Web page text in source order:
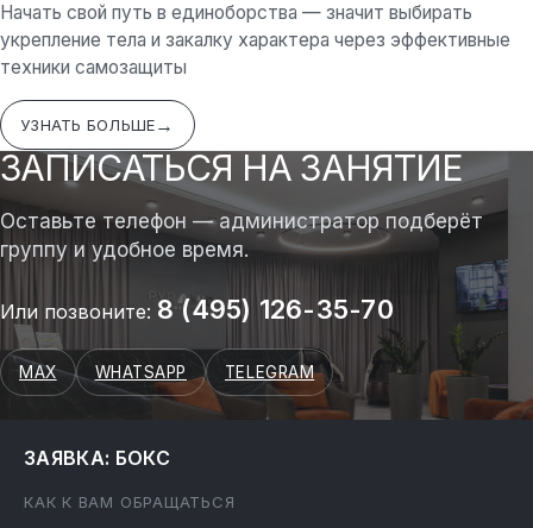
Начать свой путь в единоборства — значит выбирать
укрепление тела и закалку характера через эффективные
техники самозащиты
УЗНАТЬ БОЛЬШЕ
ЗАПИСАТЬСЯ НА ЗАНЯТИЕ
Оставьте телефон — администратор подберёт
группу и удобное время.
Или позвоните: 8 (495) 126-35-70
MAX WHATSAPP TELEGRAM
ЗАЯВКА: БОКС
КАК К ВАМ ОБРАЩАТЬСЯ